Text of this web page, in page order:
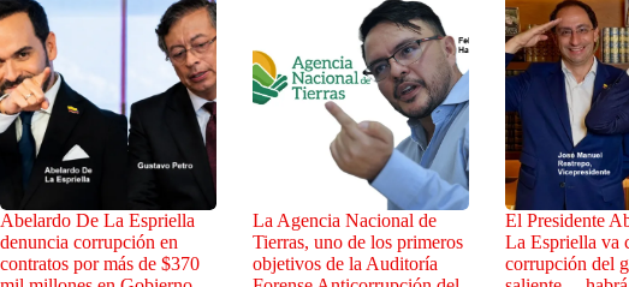
Abelardo De La Espriella
denuncia corrupción en
contratos por más de $370
La Agencia Nacional de
Tierras, uno de los primeros
objetivos de la Auditoría
El Presidente
La Espriella va
corrupción del